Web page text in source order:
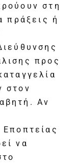
στη
πράξεις ή
προς
στον
Αν
να